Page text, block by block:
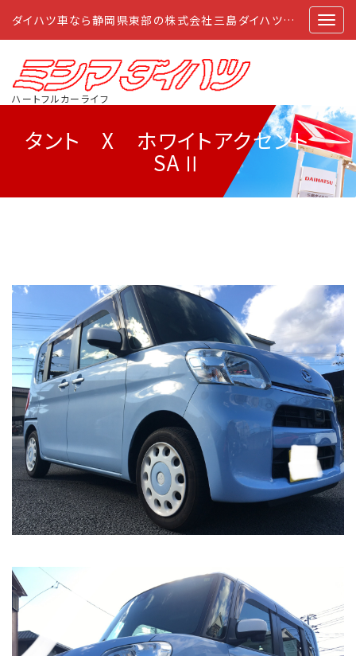
ダイハツ車なら静岡県東部の株式会社三島ダイハツにおまかせ
ハートフルカーライフ
タント X ホワイトアクセント
SAⅡ